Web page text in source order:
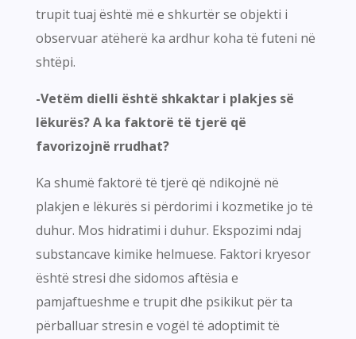
trupit tuaj është më e shkurtër se objekti i
observuar atëherë ka ardhur koha të futeni në
shtëpi.
-Vetëm dielli është shkaktar i plakjes së
lëkurës? A ka faktorë të tjerë që
favorizojnë rrudhat?
Ka shumë faktorë të tjerë që ndikojnë në
plakjen e lëkurës si përdorimi i kozmetike jo të
duhur. Mos hidratimi i duhur. Ekspozimi ndaj
substancave kimike helmuese. Faktori kryesor
është stresi dhe sidomos aftësia e
pamjaftueshme e trupit dhe psikikut për ta
përballuar stresin e vogël të adoptimit të